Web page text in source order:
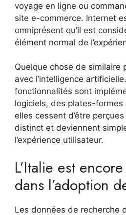
voyage en ligne ou
site e-commerce. Internet
omniprésent qu’il est
élément normal de
Quelque chose de similaire
avec l’intelligence
fonctionnalités sont
logiciels, des plates-formes
elles cessent d’être
distinct et deviennent
l’expérience utilisateur.
L’Italie est
dans l’adoption
Les données de recherche